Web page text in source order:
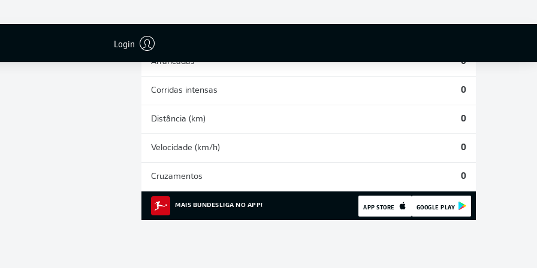
Login
Arrancadas 0
Corridas intensas 0
Distância (km) 0
Velocidade (km/h) 0
Cruzamentos 0
MAIS BUNDESLIGA NO APP! APP STORE GOOGLE PLAY